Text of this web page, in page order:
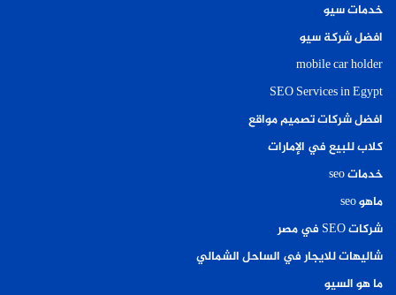
خدمات سيو
افضل شركة سيو
mobile car holder
SEO Services in Egypt
افضل شركات تصميم مواقع
كلاب للبيع في الإمارات
خدمات seo
ماهو seo
شركات SEO في مصر
شاليهات للايجار في الساحل الشمالي
ما هو السيو